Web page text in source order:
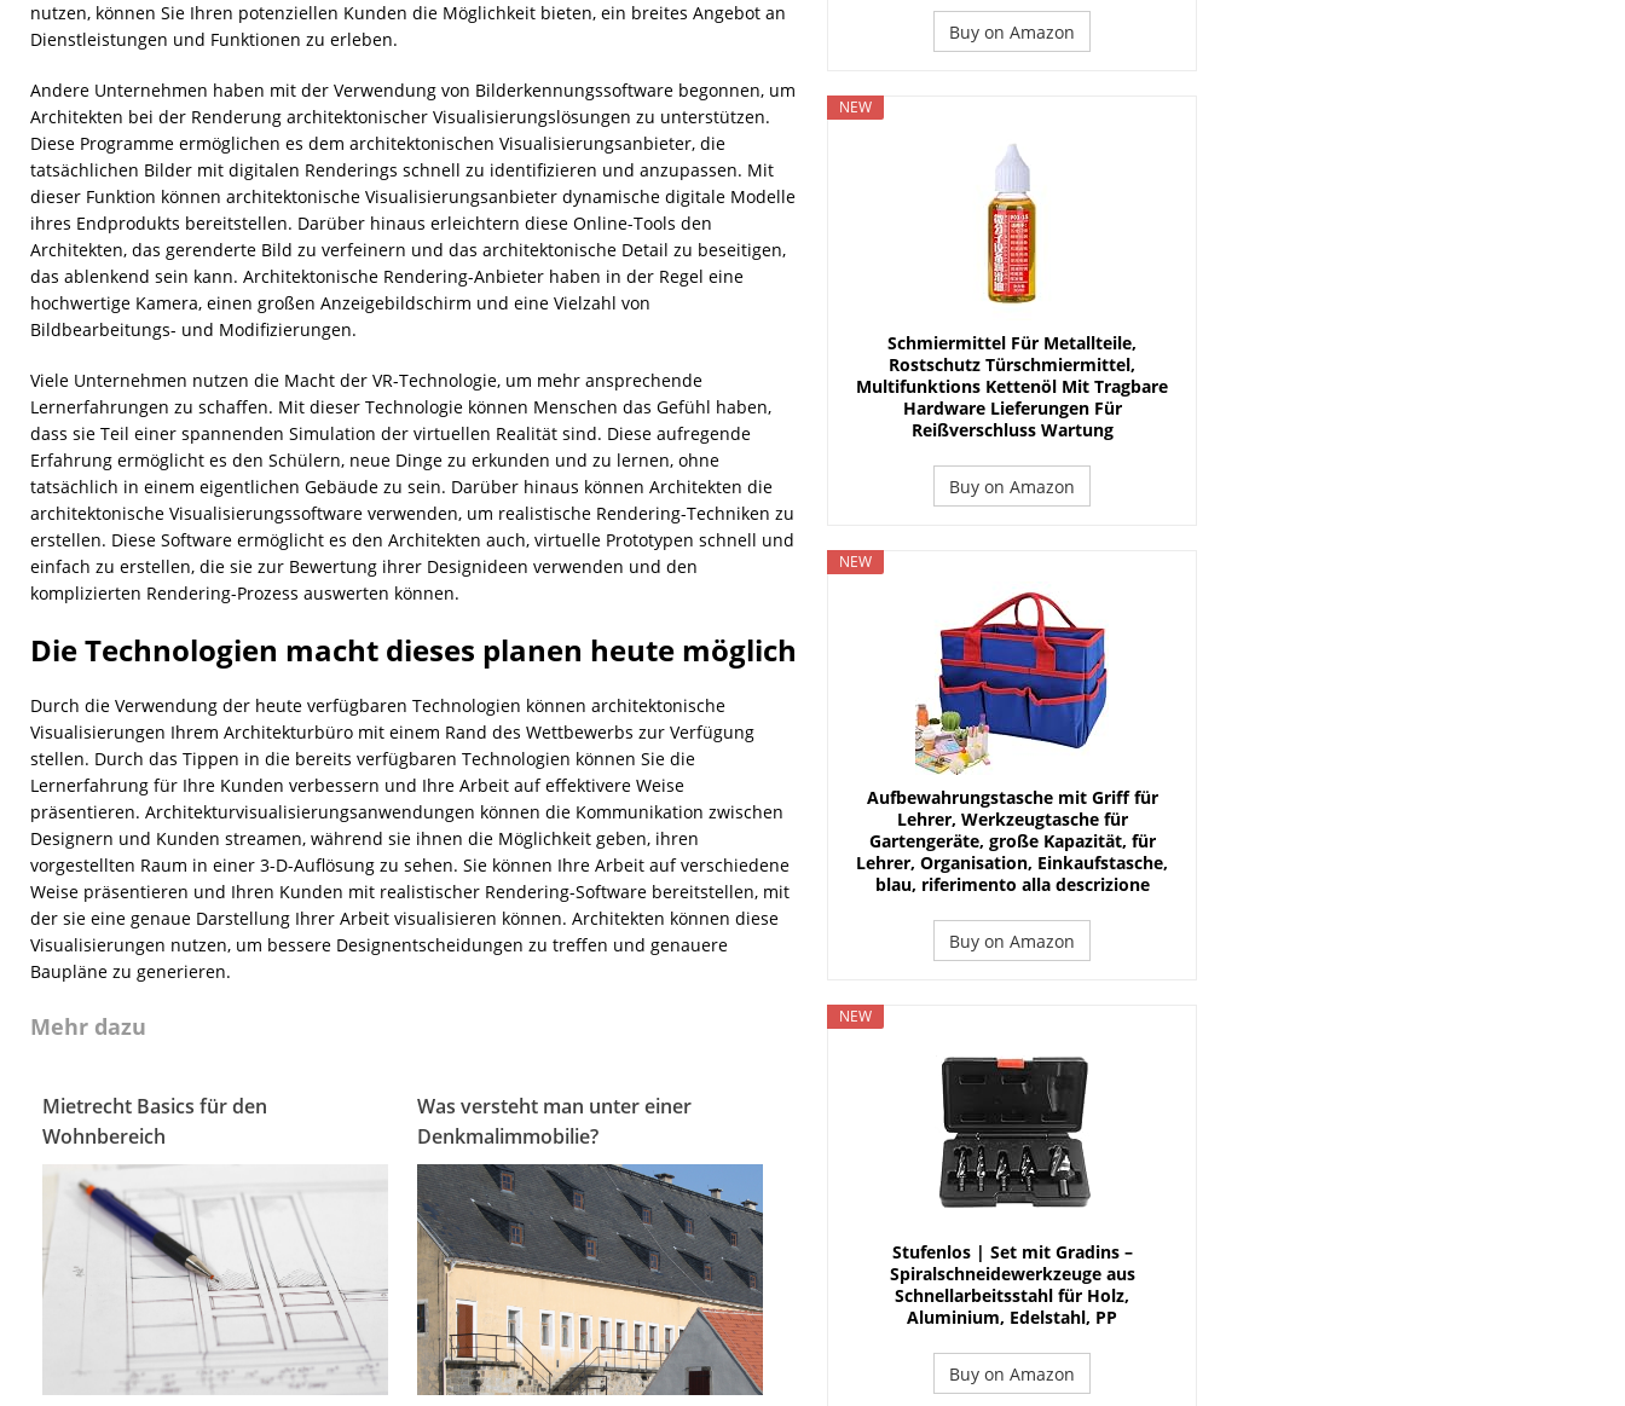
nutzen, können Sie Ihren potenziellen Kunden die Möglichkeit bieten, ein breites Angebot an
Dienstleistungen und Funktionen zu erleben.
Andere Unternehmen haben mit der Verwendung von Bilderkennungssoftware begonnen, um
Architekten bei der Renderung architektonischer Visualisierungslösungen zu unterstützen.
Diese Programme ermöglichen es dem architektonischen Visualisierungsanbieter, die
tatsächlichen Bilder mit digitalen Renderings schnell zu identifizieren und anzupassen. Mit
dieser Funktion können architektonische Visualisierungsanbieter dynamische digitale Modelle
ihres Endprodukts bereitstellen. Darüber hinaus erleichtern diese Online-Tools den
Architekten, das gerenderte Bild zu verfeinern und das architektonische Detail zu beseitigen,
das ablenkend sein kann. Architektonische Rendering-Anbieter haben in der Regel eine
hochwertige Kamera, einen großen Anzeigebildschirm und eine Vielzahl von
Bildbearbeitungs- und Modifizierungen.
Viele Unternehmen nutzen die Macht der VR-Technologie, um mehr ansprechende
Lernerfahrungen zu schaffen. Mit dieser Technologie können Menschen das Gefühl haben,
dass sie Teil einer spannenden Simulation der virtuellen Realität sind. Diese aufregende
Erfahrung ermöglicht es den Schülern, neue Dinge zu erkunden und zu lernen, ohne
tatsächlich in einem eigentlichen Gebäude zu sein. Darüber hinaus können Architekten die
architektonische Visualisierungssoftware verwenden, um realistische Rendering-Techniken zu
erstellen. Diese Software ermöglicht es den Architekten auch, virtuelle Prototypen schnell und
einfach zu erstellen, die sie zur Bewertung ihrer Designideen verwenden und den
komplizierten Rendering-Prozess auswerten können.
Die Technologien macht dieses planen heute möglich
Durch die Verwendung der heute verfügbaren Technologien können architektonische
Visualisierungen Ihrem Architekturbüro mit einem Rand des Wettbewerbs zur Verfügung
stellen. Durch das Tippen in die bereits verfügbaren Technologien können Sie die
Lernerfahrung für Ihre Kunden verbessern und Ihre Arbeit auf effektivere Weise
präsentieren. Architekturvisualisierungsanwendungen können die Kommunikation zwischen
Designern und Kunden streamen, während sie ihnen die Möglichkeit geben, ihren
vorgestellten Raum in einer 3-D-Auflösung zu sehen. Sie können Ihre Arbeit auf verschiedene
Weise präsentieren und Ihren Kunden mit realistischer Rendering-Software bereitstellen, mit
der sie eine genaue Darstellung Ihrer Arbeit visualisieren können. Architekten können diese
Visualisierungen nutzen, um bessere Designentscheidungen zu treffen und genauere
Baupläne zu generieren.
Mehr dazu
Mietrecht Basics für den
Wohnbereich
Was versteht man unter einer
Denkmalimmobilie?
Buy on Amazon
NEW
Schmiermittel Für Metallteile,
Rostschutz Türschmiermittel,
Multifunktions Kettenöl Mit Tragbare
Hardware Lieferungen Für
Reißverschluss Wartung
Buy on Amazon
NEW
Aufbewahrungstasche mit Griff für
Lehrer, Werkzeugtasche für
Gartengeräte, große Kapazität, für
Lehrer, Organisation, Einkaufstasche,
blau, riferimento alla descrizione
Buy on Amazon
NEW
Stufenlos | Set mit Gradins –
Spiralschneidewerkzeuge aus
Schnellarbeitsstahl für Holz,
Aluminium, Edelstahl, PP
Buy on Amazon